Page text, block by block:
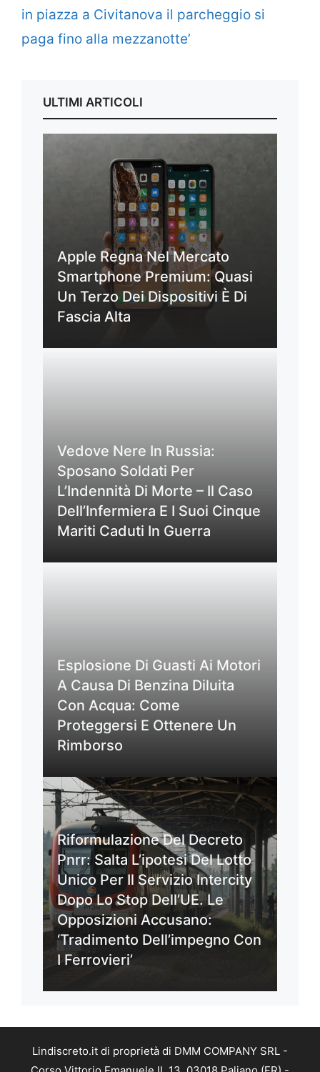
in piazza a Civitanova il parcheggio si
paga fino alla mezzanotte’
ULTIMI ARTICOLI
Apple Regna Nel Mercato
Smartphone Premium: Quasi
Un Terzo Dei Dispositivi È Di
Fascia Alta
Vedove Nere In Russia:
Sposano Soldati Per
L’Indennità Di Morte – Il Caso
Dell’Infermiera E I Suoi Cinque
Mariti Caduti In Guerra
Esplosione Di Guasti Ai Motori
A Causa Di Benzina Diluita
Con Acqua: Come
Proteggersi E Ottenere Un
Rimborso
Riformulazione Del Decreto
Pnrr: Salta L’ipotesi Del Lotto
Unico Per Il Servizio Intercity
Dopo Lo Stop Dell’UE. Le
Opposizioni Accusano:
‘Tradimento Dell’impegno Con
I Ferrovieri’
Lindiscreto.it di proprietà di DMM COMPANY SRL -